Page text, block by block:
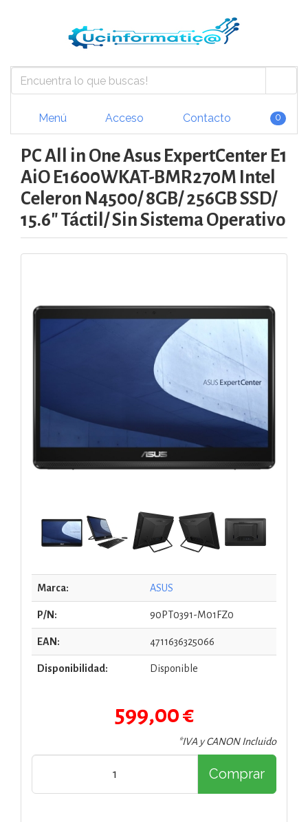
Menú Acceso Contacto 0
PC All in One Asus ExpertCenter E1
AiO E1600WKAT-BMR270M Intel
Celeron N4500/ 8GB/ 256GB SSD/
15.6" Táctil/ Sin Sistema Operativo
Marca: ASUS
P/N: 90PT0391-M01FZ0
EAN: 4711636325066
Disponibilidad: Disponible
599,00 €
*IVA y CANON Incluido
Comprar